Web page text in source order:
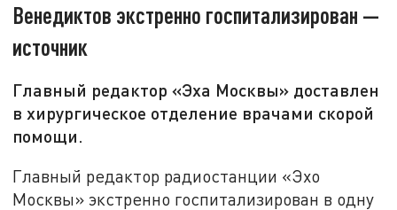
Венедиктов экстренно госпитализирован —
источник
Главный редактор «Эха Москвы» доставлен
в хирургическое отделение врачами скорой
помощи.
Главный редактор радиостанции «Эхо
Москвы» экстренно госпитализирован в одну